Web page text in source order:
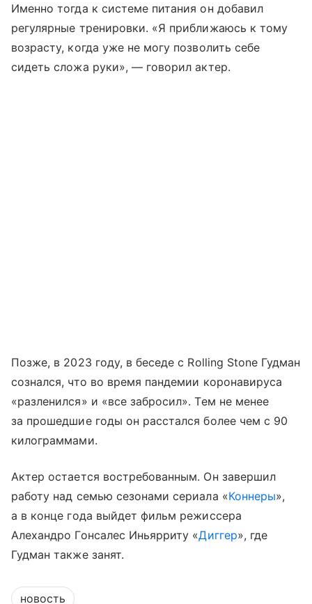
Именно тогда к системе питания он добавил
регулярные тренировки. «Я приближаюсь к тому
возрасту, когда уже не могу позволить себе
сидеть сложа руки», — говорил актер.
Позже, в 2023 году, в беседе с Rolling Stone Гудман
сознался, что во время пандемии коронавируса
«разленился» и «все забросил». Тем не менее
за прошедшие годы он расстался более чем с 90
килограммами.
Актер остается востребованным. Он завершил
работу над семью сезонами сериала «Коннеры»,
а в конце года выйдет фильм режиссера
Алехандро Гонсалес Иньярриту «Диггер», где
Гудман также занят.
новость